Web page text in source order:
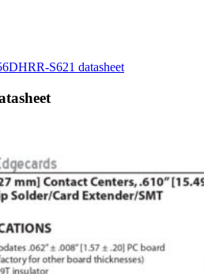
S621 datasheet